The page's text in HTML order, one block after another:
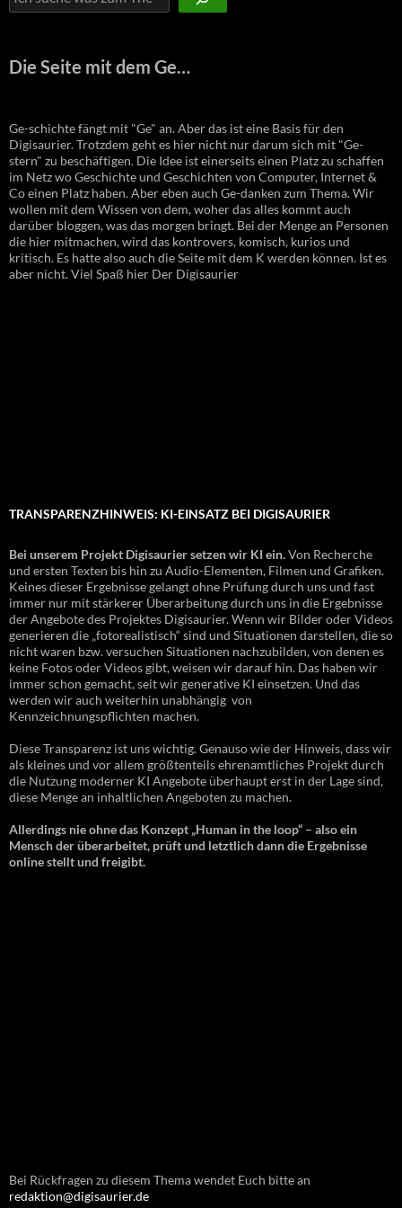
Die Seite mit dem Ge…
Ge-schichte fängt mit "Ge" an. Aber das ist eine Basis für den
Digisaurier. Trotzdem geht es hier nicht nur darum sich mit "Ge-
stern" zu beschäftigen. Die Idee ist einerseits einen Platz zu schaffen
im Netz wo Geschichte und Geschichten von Computer, Internet &
Co einen Platz haben. Aber eben auch Ge-danken zum Thema. Wir
wollen mit dem Wissen von dem, woher das alles kommt auch
darüber bloggen, was das morgen bringt. Bei der Menge an Personen
die hier mitmachen, wird das kontrovers, komisch, kurios und
kritisch. Es hatte also auch die Seite mit dem K werden können. Ist es
aber nicht. Viel Spaß hier Der Digisaurier
TRANSPARENZHINWEIS: KI-EINSATZ BEI DIGISAURIER
Bei unserem Projekt Digisaurier setzen wir KI ein.Von Recherche
und ersten Texten bis hin zu Audio-Elementen, Filmen und Grafiken.
Keines dieser Ergebnisse gelangt ohne Prüfung durch uns und fast
immer nur mit stärkerer Überarbeitung durch uns in die Ergebnisse
der Angebote des Projektes Digisaurier. Wenn wir Bilder oder Videos
generieren die „fotorealistisch“ sind und Situationen darstellen, die so
nicht waren bzw. versuchen Situationen nachzubilden, von denen es
keine Fotos oder Videos gibt, weisen wir darauf hin. Das haben wir
immer schon gemacht, seit wir generative KI einsetzen. Und das
werden wir auch weiterhin unabhängig von
Kennzeichnungspflichten machen.
Diese Transparenz ist uns wichtig. Genauso wie der Hinweis, dass wir
als kleines und vor allem größtenteils ehrenamtliches Projekt durch
die Nutzung moderner KI Angebote überhaupt erst in der Lage sind,
diese Menge an inhaltlichen Angeboten zu machen.
Allerdings nie ohne das Konzept „Human in the loop“ – also ein
Mensch der überarbeitet, prüft und letztlich dann die Ergebnisse
online stellt und freigibt.
Bei Rückfragen zu diesem Thema wendet Euch bitte an
redaktion@digisaurier.de